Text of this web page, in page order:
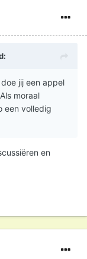
:
jij een appel
moraal
een volledig
en